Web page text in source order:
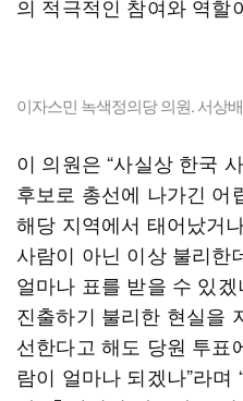
의 적극적인 참여와 역할
이자스민 녹색정의당 의원. 서상
이 의원은 “사실상 한국
후보로 총선에 나가긴 어
해당 지역에서 태어났거
사람이 아닌 이상 불리한
얼마나 표를 받을 수 있
진출하기 불리한 현실을
선한다고 해도 당원 투표
람이 얼마나 되겠나”라며